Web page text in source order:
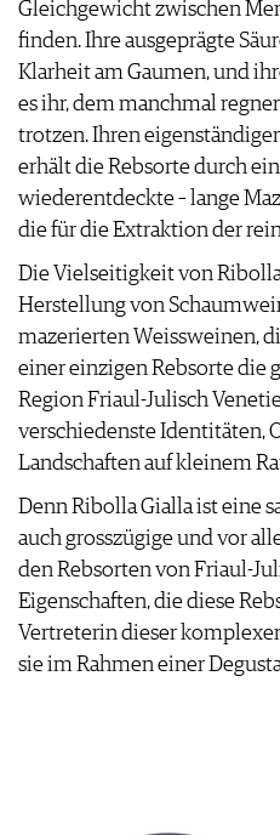
Gleichgewicht zwischen
finden. Ihre ausgeprägte
Klarheit am Gaumen, und
es ihr, dem manchmal
trotzen. Ihren
erhält die Rebsorte durch
wiederentdeckte – lange
die für die Extraktion der
Die Vielseitigkeit von
Herstellung von
mazerierten Weissweinen,
einer einzigen Rebsorte die
Region Friaul-Julisch
verschiedenste Identitäten,
Landschaften auf kleinem
Denn Ribolla Gialla ist eine
auch grosszügige und vor
den Rebsorten von Friaul-
Eigenschaften, die diese
Vertreterin dieser
sie im Rahmen einer